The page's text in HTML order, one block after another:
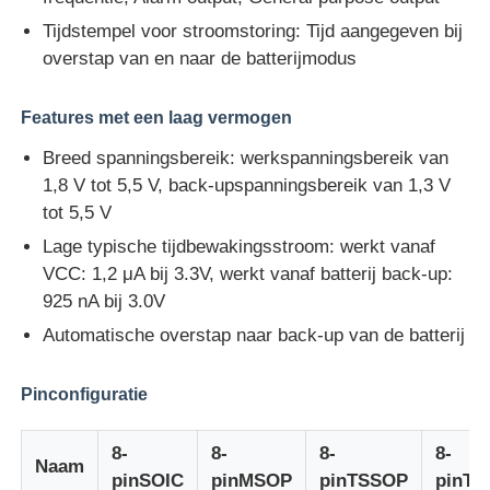
Over ons
Kwaliteitscontrole
Neem contact met ons op
Nieuws
FPGA Field Programmable Gate Array
Tijdstempel voor stroomstoring: Tijd aangegeven bij
overstap van en naar de batterijmodus
Features met een laag vermogen
Breed spanningsbereik: werkspanningsbereik van
1,8 V tot 5,5 V, back-upspanningsbereik van 1,3 V
tot 5,5 V
Lage typische tijdbewakingsstroom: werkt vanaf
VCC: 1,2 μA bij 3.3V, werkt vanaf batterij back-up:
925 nA bij 3.0V
Automatische overstap naar back-up van de batterij
Pinconfiguratie
Naam
8-
pinSOIC
8-
pinMSOP
8-
pinTSSOP
8-